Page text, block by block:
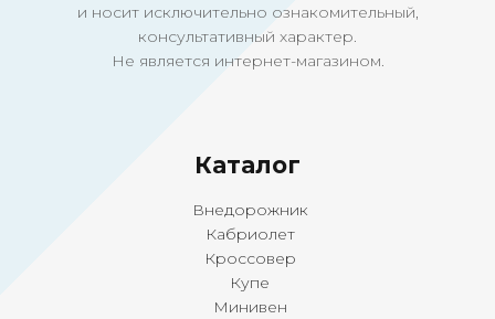
и носит исключительно ознакомительный,
консультативный характер.
Не является интернет-магазином.
Каталог
Внедорожник
Кабриолет
Кроссовер
Купе
Минивен